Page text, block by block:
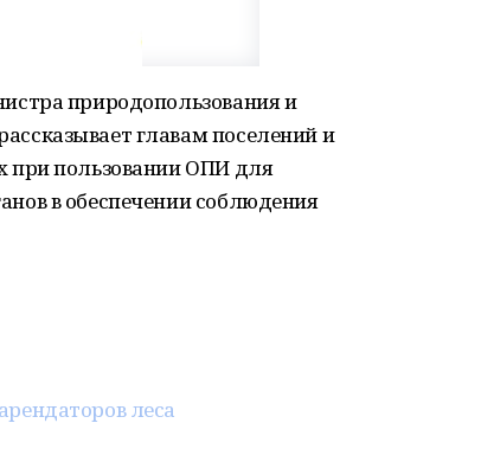
природопользования и
главам поселений и
при пользовании ОПИ для
в обеспечении соблюдения
леса